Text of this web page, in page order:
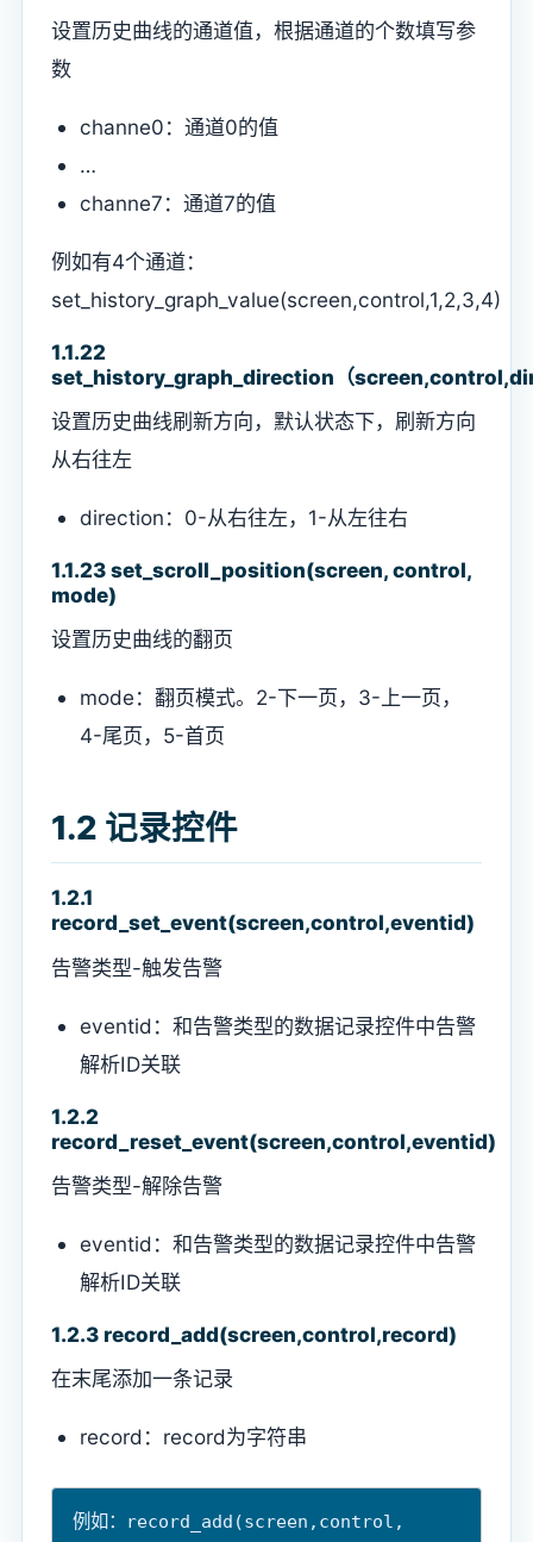
设置历史曲线的通道值，根据通道的个数填写参
数
channe0：通道0的值
…
channe7：通道7的值
例如有4个通道：
set_history_graph_value(screen,control,1,2,3,4)
1.1.22
set_history_graph_direction（
设置历史曲线刷新方向，默认状态下，刷新方向
从右往左
direction：0-从右往左，1-从左往右
1.1.23 set_scroll_position(screen, control,
mode)
设置历史曲线的翻页
mode：翻页模式。2-下一页，3-上一页，
4-尾页，5-首页
1.2 记录控件
1.2.1
record_set_event(screen,control,eventid)
告警类型-触发告警
eventid：和告警类型的数据记录控件中告警
解析ID关联
1.2.2
record_reset_event(screen,control,eventid)
告警类型-解除告警
eventid：和告警类型的数据记录控件中告警
解析ID关联
1.2.3 record_add(screen,control,record)
在末尾添加一条记录
record：record为字符串
例如：record_add(screen,control,